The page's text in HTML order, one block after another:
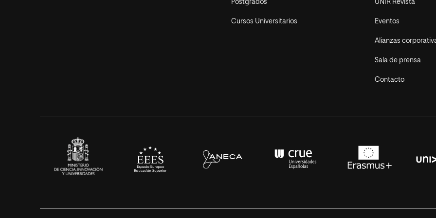
Postgrados
Cursos Universitarios
UNIR Revista
Eventos
Alianzas
Sala de prensa
Contacto